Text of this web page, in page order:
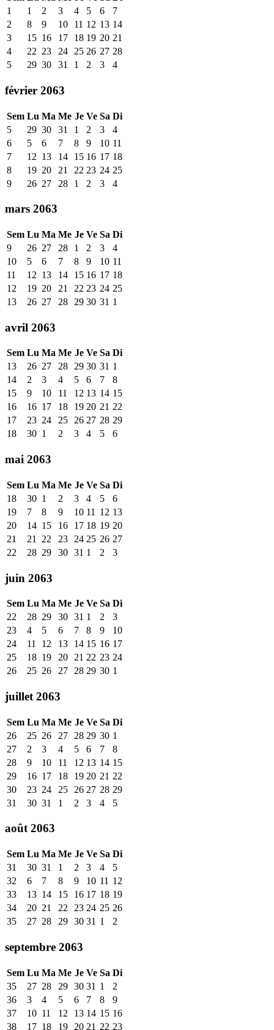
1
1 2 3 4 5 6
7
2
8 9 10 11 12 13 14
3
15 16 17 18 19 20 21
4
22 23 24 25 26 27 28
5
29 30 31 1 2 3 4
février 2063
Sem Lu Ma Me Je Ve Sa Di
5
29 30 31 1 2 3
4
6
5 6 7 8 9 10 11
7
12 13 14 15 16 17 18
8
19 20 21 22 23 24 25
9
26 27 28 1 2 3 4
mars 2063
Sem Lu Ma Me Je Ve Sa Di
9
26 27 28 1 2 3
4
10
5 6 7 8 9 10 11
11
12 13 14 15 16 17 18
12
19 20 21 22 23 24 25
13
26 27 28 29 30 31 1
avril 2063
Sem Lu Ma Me Je Ve Sa Di
13
26 27 28 29 30 31 1
14
2 3 4 5 6 7
8
15
9 10 11 12 13 14 15
16
16 17 18 19 20 21 22
17
23 24 25 26 27 28 29
18
30 1 2 3 4 5 6
mai 2063
Sem Lu Ma Me Je Ve Sa Di
18
30 1 2 3 4 5
6
19
7 8 9 10 11 12 13
20
14 15 16 17 18 19 20
21
21 22 23 24 25 26 27
22
28 29 30 31 1 2 3
juin 2063
Sem Lu Ma Me Je Ve Sa Di
22
28 29 30 31 1 2
3
23
4 5 6 7 8 9
10
24
11 12 13 14 15 16 17
25
18 19 20 21 22 23 24
26
25 26 27 28 29 30 1
juillet 2063
Sem Lu Ma Me Je Ve Sa Di
26
25 26 27 28 29 30 1
27
2 3 4 5 6 7
8
28
9 10 11 12 13 14 15
29
16 17 18 19 20 21 22
30
23 24 25 26 27 28 29
31
30 31 1 2 3 4 5
août 2063
Sem Lu Ma Me Je Ve Sa Di
31
30 31 1 2 3 4
5
32
6 7 8 9 10 11 12
33
13 14 15 16 17 18 19
34
20 21 22 23 24 25 26
35
27 28 29 30 31 1 2
septembre 2063
Sem Lu Ma Me Je Ve Sa Di
35
27 28 29 30 31 1
2
36
3 4 5 6 7 8
9
37
10 11 12 13 14 15 16
38
17 18 19 20 21 22 23